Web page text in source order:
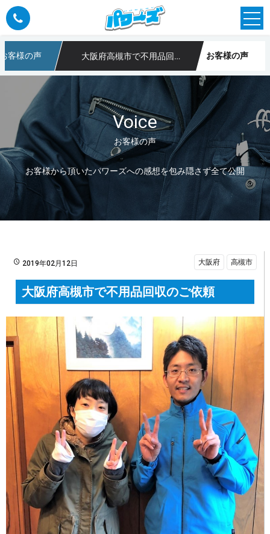
用品回収なら大阪のパワーズ
客様の声 大阪府高槻市で不用品回収のご依頼 お客様の声
Voice
お客様の声
お客様から頂いたパワーズへの感想を包み隠さず全て公開
2019年02月12日 大阪府 高槻市
大阪府高槻市で不用品回収のご依頼